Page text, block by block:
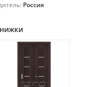
Россия